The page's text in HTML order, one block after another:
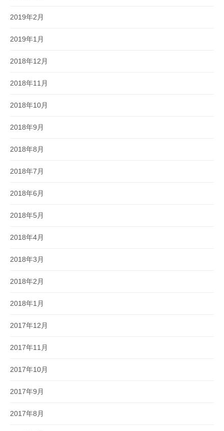
2019年2月
2019年1月
2018年12月
2018年11月
2018年10月
2018年9月
2018年8月
2018年7月
2018年6月
2018年5月
2018年4月
2018年3月
2018年2月
2018年1月
2017年12月
2017年11月
2017年10月
2017年9月
2017年8月